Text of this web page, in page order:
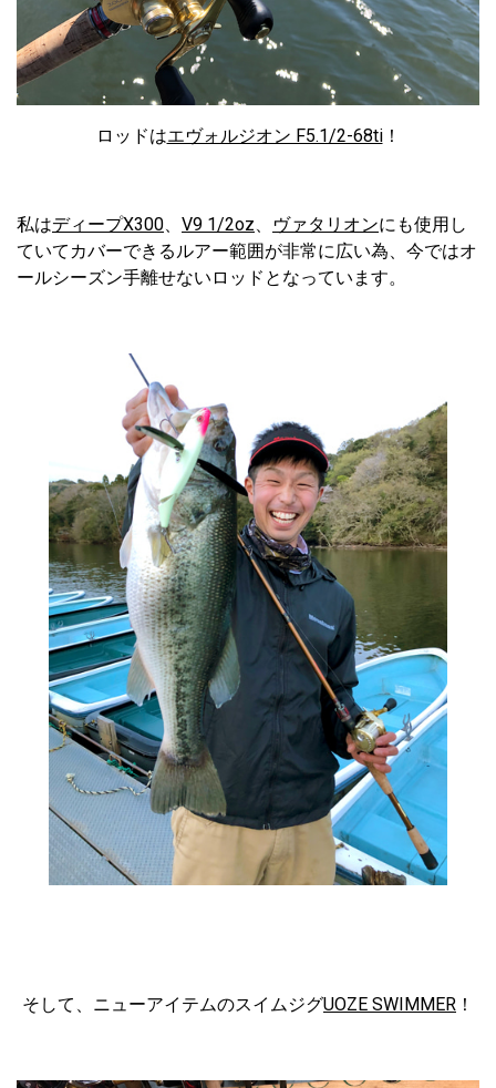
ロッドはエヴォルジオン F5.1/2-68ti！
私はディープX300、 V9 1/2oz、 ヴァタリオンにも使用し
ていてカバーできるルアー範囲が非常に広い為、今ではオ
ールシーズン手離せないロッドとなっています。
そして、ニューアイテムのスイムジグUOZE SWIMMER ！